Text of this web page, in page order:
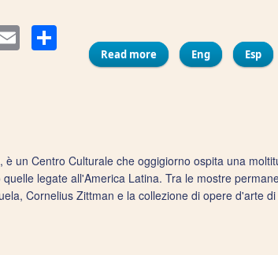
Email Compartir
Read more about Château de
Eng Esp
un Centro Culturale che oggigiorno ospita una
legate all'America Latina. Tra le mostre
Cornelius Zittman e la collezione di opere d'arte